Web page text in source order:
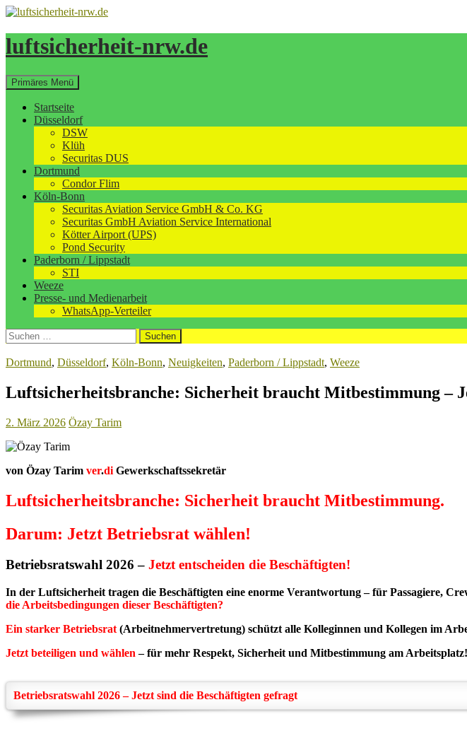
Zum
springen
luftsicherheit-nrw.de
Suchen
Primäres Menü
Startseite
Düsseldorf
DSW
Klüh
Securitas DUS
Dortmund
Condor Flim
Köln-Bonn
Securitas Aviation Service GmbH & Co. KG
Securitas GmbH Aviation Service International
Kötter Airport (UPS)
Pond Security
Paderborn / Lippstadt
STI
Weeze
Presse- und Medienarbeit
WhatsApp-Verteiler
Suchen
nach:
Dortmund, Düsseldorf, Köln-Bonn, Neuigkeiten, Paderborn / Lippstadt, Weeze
Luftsicherheitsbranche: Sicherheit braucht Mitbestimmung –
2. März 2026 Özay Tarim
von Özay Tarim ver.di Gewerkschaftssekretär
Luftsicherheitsbranche: Sicherheit braucht Mitbestimmung.
Darum: Jetzt Betriebsrat wählen!
Betriebsratswahl 2026 – Jetzt entscheiden die Beschäftigten!
In der Luftsicherheit tragen die Beschäftigten eine enorme Verantwortung – für Passagiere,
die Arbeitsbedingungen dieser Beschäftigten?
Ein starker Betriebsrat (Arbeitnehmervertretung) schützt alle Kolleginnen und Kollegen im
Jetzt beteiligen und wählen – für mehr Respekt, Sicherheit und Mitbestimmung am Arbeitsplatz!
Betriebsratswahl 2026 – Jetzt sind die Beschäftigten gefragt